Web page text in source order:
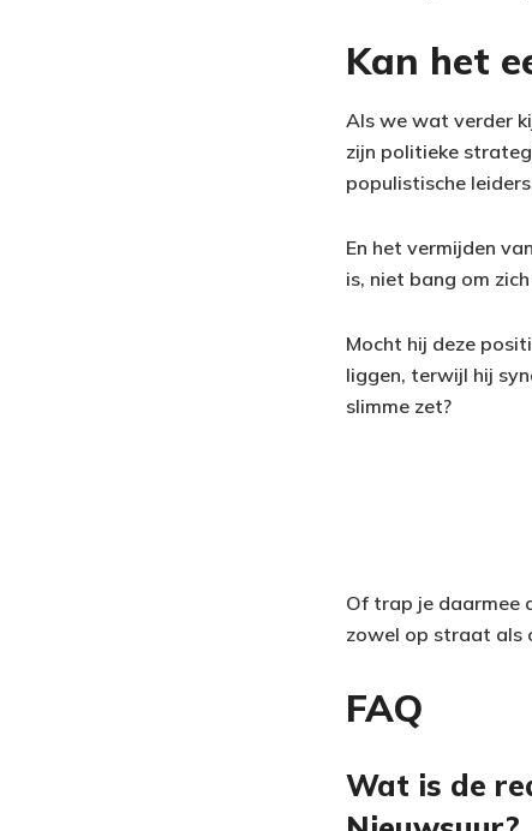
Kan het
Als we wat verder
zijn politieke
populistische
En het vermijden
is, niet bang om
Mocht hij deze
liggen, terwijl hij
slimme zet?
Of trap je daarmee
zowel op straat als
FAQ
Wat is de